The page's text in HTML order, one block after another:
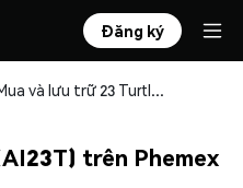
Đăng ký
Mua và lưu trữ 23 Turtles (AI23T) an toàn
trên Phemex